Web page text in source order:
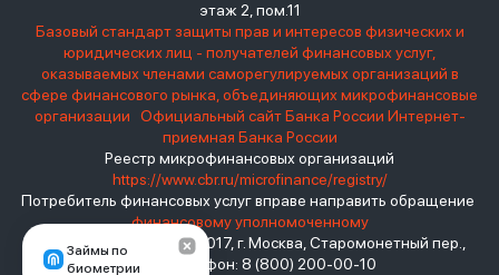
Займы по
биометрии
этаж 2, пом.11
Базовый стандарт защиты прав и интересов физических и
юридических лиц - получателей финансовых услуг,
оказываемых членами саморегулируемых организаций в
сфере финансового рынка, объединяющих микрофинансовые
организации
Официальный сайт Банка России Интернет-
приемная Банка России
Реестр микрофинансовых организаций
https://www.cbr.ru/microfinance/registry/
Потребитель финансовых услуг вправе направить обращение
финансовому уполномоченному
Место нахождения: 119017, г. Москва, Старомонетный пер.,
дом 3 Телефон: 8 (800) 200-00-10